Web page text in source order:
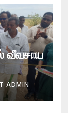
ADMIN